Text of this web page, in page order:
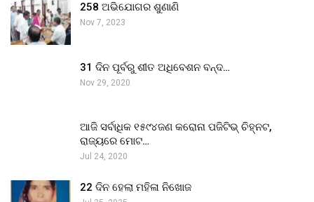
258 ଅଭିଯୋଗର ଶୁଣାଣି
Nov 7, 2023
31 ଦିନ ପୂର୍ବରୁ ଶୀତ ଅଧିବେଶନ ବନ୍ଦ…
Nov 29, 2020
ଆଜି ସର୍ବାଧିକ ୧୫୯୪ଜଣ କରୋନା ପଜିଟିଭ୍ ଚିହ୍ନଟ,
ରାଜ୍ୟରେ ମୋଟ…
Jul 24, 2020
22 ଦିନ ହେଲା ମହିଳା ନିଖୋଜ